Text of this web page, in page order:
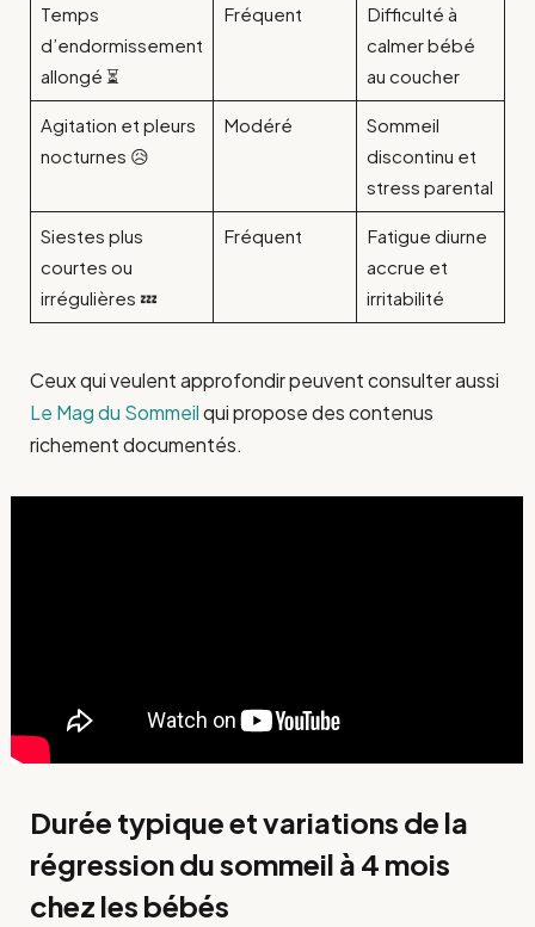
Temps
d’endormissement
allongé ⏳
Fréquent
Difficulté à
calmer bébé
au coucher
Agitation et pleurs
nocturnes 😥
Modéré
Sommeil
discontinu et
stress parental
Siestes plus
courtes ou
irrégulières 💤
Fréquent
Fatigue diurne
accrue et
irritabilité
Ceux qui veulent approfondir peuvent consulter aussi
Le Mag du Sommeilqui propose des contenus
richement documentés.
Durée typique et variations de la
régression du sommeil à 4 mois
chez les bébés